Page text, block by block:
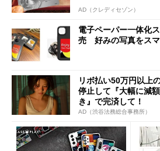
AD（クレディセゾン）
電子ペーパー一体化
売 好みの写真をス
リボ払い50万円以上
停止して『大幅に減
き』で完済して！
AD（渋谷法務総合事務所）